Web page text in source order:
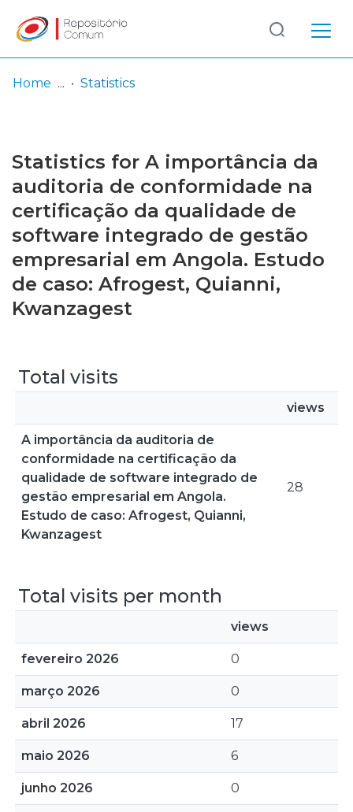
Browse repository
Entities
Log
In
(current)
Home Statistics
Statistics for A importância da
auditoria de conformidade na
certificação da qualidade de
software integrado de gestão
empresarial em Angola. Estudo
de caso: Afrogest, Quianni,
Kwanzagest
Total visits
views
A importância da auditoria de
conformidade na certificação da
qualidade de software integrado de
gestão empresarial em Angola.
Estudo de caso: Afrogest, Quianni,
Kwanzagest
28
Total visits per month
views
fevereiro 2026 0
março 2026 0
abril 2026 17
maio 2026 6
junho 2026 0